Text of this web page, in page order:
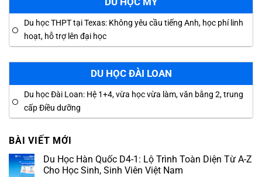
Du học THPT tại Texas: Không yêu cầu tiếng Anh, học phí linh
hoạt, hỗ trợ lên đại học
DU HỌC ĐÀI LOAN
Du học Đài Loan: Hệ 1+4, vừa học vừa làm, văn bằng 2, trung
cấp Điều dưỡng
BÀI VIẾT MỚI
Du Học Hàn Quốc D4-1: Lộ Trình Toàn Diện Từ A-Z
Cho Học Sinh, Sinh Viên Việt Nam